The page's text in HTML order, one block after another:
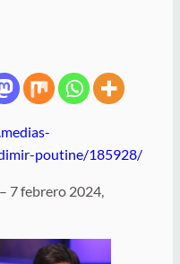
poutine/185928/
7 febrero 2024,